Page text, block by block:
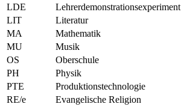
LDE
Lehrerdemonstrationsexperiment
LIT
Literatur
MA
Mathematik
MU
Musik
OS
Oberschule
PH
Physik
PTE
Produktionstechnologie
RE/e
Evangelische Religion